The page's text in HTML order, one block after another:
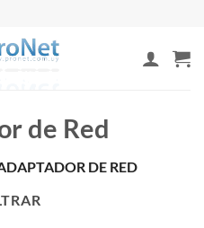
de Red
DE RED